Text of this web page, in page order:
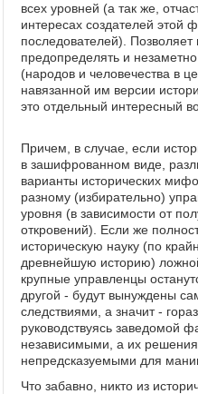
всех уровней (а так же,
интересах создателей этой
последователей). Позволяет
предопределять и
(народов и человечества в
навязанной им версии
это отдельный интересный
Причем, в случае, если
в зашифрованном виде,
варианты исторических
разному (избирательно)
уровня (в зависимости от
откровений). Если же
историческую науку (по
древнейшую историю)
крупные управленцы
другой - будут вынуждены
следствиями, а значит -
руководствуясь заведомой
независимыми, а их решения
непредсказуемыми для
Что забавно, никто из